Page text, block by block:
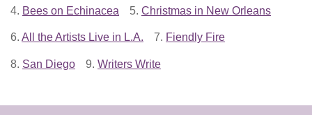
4. Bees on Echinacea 5. Christmas in New Orleans
6. All the Artists Live in L.A. 7. Fiendly Fire
8. San Diego 9. Writers Write